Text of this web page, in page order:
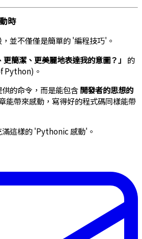
時
並不僅僅是簡單的 '編程技巧'。
更簡潔、更美麗地表達我的意圖？」 的
Python)。
的命令，而是能包含開發者的思想的
能帶來感動，寫得好的程式碼同樣能帶
這樣的 'Pythonic 感動'。